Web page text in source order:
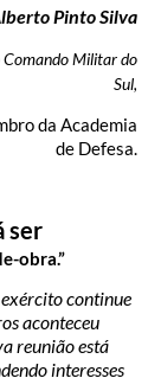
Pinto Silva
Comando Militar do
Sul,
da Academia
de Defesa.
ser
obra.”
exército continue
aconteceu
reunião está
interesses